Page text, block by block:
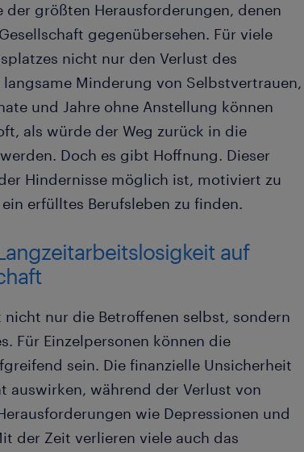
größten Herausforderungen, denen
gegenübersehen. Für viele
nicht nur den Verlust des
Minderung von Selbstvertrauen,
und Jahre ohne Anstellung können
als würde der Weg zurück in die
Doch es gibt Hoffnung. Dieser
Hindernisse möglich ist, motiviert zu
erfülltes Berufsleben zu finden.
auf
nur die Betroffenen selbst, sondern
Für Einzelpersonen können die
sein. Die finanzielle Unsicherheit
auswirken, während der Verlust von
wie Depressionen und
der Zeit verlieren viele auch das